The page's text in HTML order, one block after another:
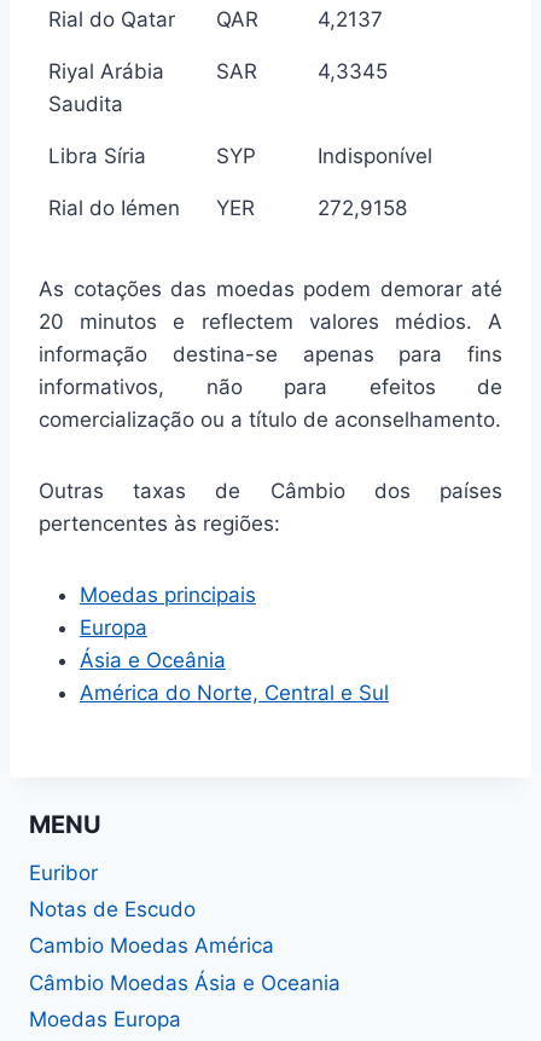
Rial do Qatar QAR 4,2137
Riyal Arábia
Saudita
SAR 4,3345
Libra Síria SYP Indisponível
Rial do Iémen YER 272,9158
As cotações das moedas podem demorar até
20 minutos e reflectem valores médios. A
informação destina-se apenas para fins
informativos, não para efeitos de
comercialização ou a título de aconselhamento.
Outras taxas de Câmbio dos países
pertencentes às regiões:
Moedas principais
Europa
Ásia e Oceânia
América do Norte, Central e Sul
MENU
Euribor
Notas de Escudo
Cambio Moedas América
Câmbio Moedas Ásia e Oceania
Moedas Europa